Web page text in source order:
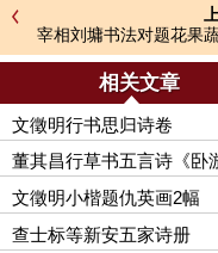
宰相刘墉书法对题花果
相关文章
文徵明行书思归诗卷
董其昌行草书五言诗《卧
文徵明小楷题仇英画2幅
查士标等新安五家诗册